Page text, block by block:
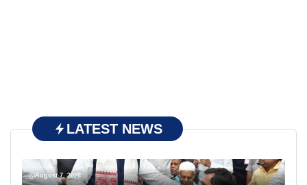
LATEST NEWS
August 7, 2026